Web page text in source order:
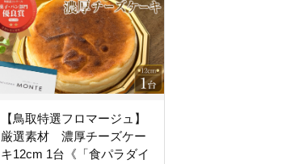
【鳥取特選フロマージュ】
厳選素材 濃厚チーズケー
キ12cm 1台《「食パラダイ